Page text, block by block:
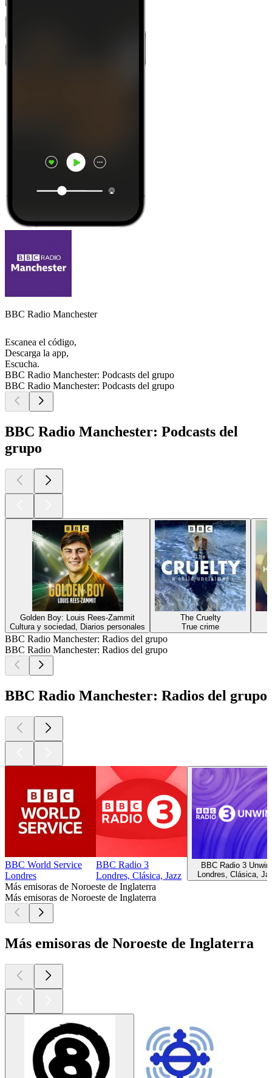
BBC Radio Manchester
Escanea el código,
Descarga la app,
Escucha.
BBC Radio Manchester: Podcasts del grupo
BBC Radio Manchester: Podcasts del grupo
BBC Radio Manchester: Podcasts del
grupo
Golden Boy: Louis Rees-Zammit
Cultura y sociedad, Diarios personales
The Cruelty
True crime
BBC Radio Manchester: Radios del grupo
BBC Radio Manchester: Radios del grupo
BBC Radio Manchester: Radios del grupo
BBC World Service
Londres
BBC Radio 3
Londres, Clásica, Jazz
BBC Radio 3
Londres, Clásica,
Más emisoras de Noroeste de Inglaterra
Más emisoras de Noroeste de Inglaterra
Más emisoras de Noroeste de Inglaterra